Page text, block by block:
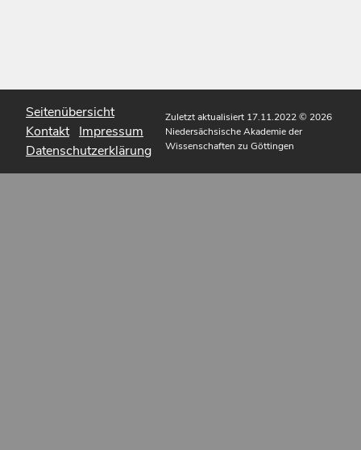
Seitenübersicht
Kontakt Impressum
Datenschutzerklärung
Zuletzt aktualisiert 17.11.2022© 2026
Niedersächsische Akademie der
Wissenschaften zu Göttingen